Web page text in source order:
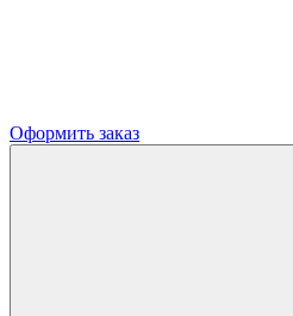
Оформить заказ